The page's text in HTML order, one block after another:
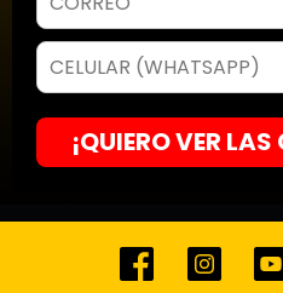
¡QUIERO VER